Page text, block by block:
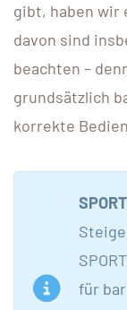
gibt, haben wir
davon sind
beachten –
grundsätzlich
korrekte
für